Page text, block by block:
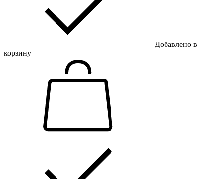
Добавлено в
корзину